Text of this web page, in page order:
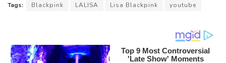
Tags: Blackpink LALISA Lisa Blackpink youtube